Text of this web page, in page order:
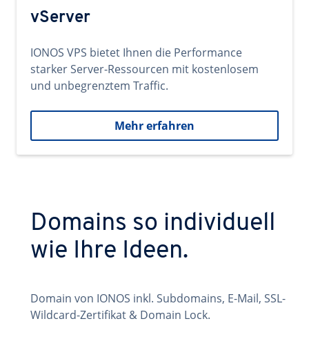
vServer
IONOS VPS bietet Ihnen die Performance
starker Server-Ressourcen mit kostenlosem
und unbegrenztem Traffic.
Mehr erfahren
Domains so individuell
wie Ihre Ideen.
Domain von IONOS inkl. Subdomains, E-Mail, SSL-
Wildcard-Zertifikat & Domain Lock.